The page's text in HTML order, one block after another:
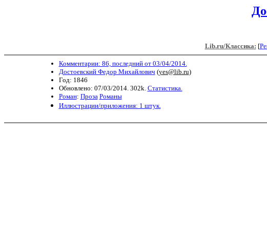
Lib.ru/Классика: [
Комментарии: 86, последний от 03/04/2014.
Достоевский Федор Михайлович (yes@lib.ru)
Год: 1846
Обновлено: 07/03/2014. 302k. Статистика.
Роман: Проза Романы
Иллюстрации/приложения: 1 штук.